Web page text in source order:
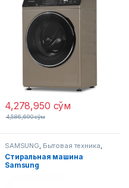
4,278,950 сўм
4,586,690сўм
SAMSUNG, Бытовая техника,
Стиральные машины
Стиральная машина
Samsung